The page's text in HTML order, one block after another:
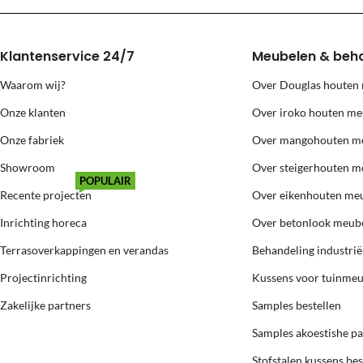
Klantenservice 24/7
Waarom wij?
Onze klanten
Onze fabriek
Showroom
Recente projecten
POPULAIR
Inrichting horeca
Terrasoverkappingen en verandas
Projectinrichting
Zakelijke partners
Meubelen &
Over Douglas houten
Over iroko houten
Over mangohouten
Over steigerhouten
Over eikenhouten
Over betonlook
Behandeling
Kussens voor
Samples bestellen
Samples akoestishe
Stofstalen kussens